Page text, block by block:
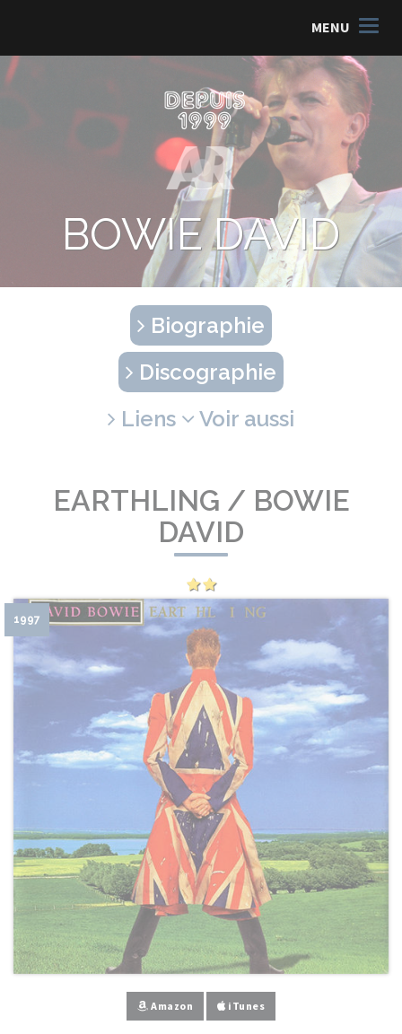
MENU
BOWIE DAVID
Biographie
Discographie
Liens
Voir aussi
EARTHLING / BOWIE
DAVID
1997
Amazon iTunes